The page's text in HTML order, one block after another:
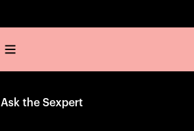
Ask the Sexpert